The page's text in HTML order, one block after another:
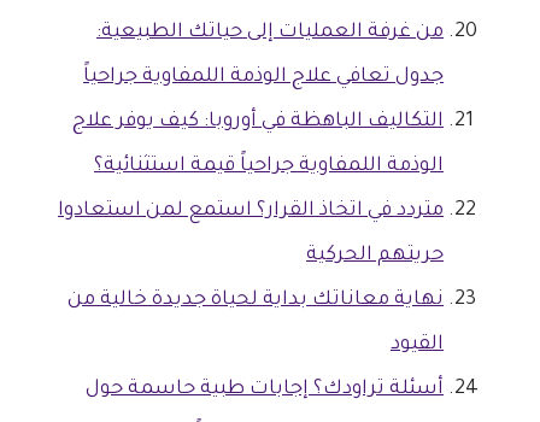
من غرفة العمليات إلى حياتك الطبيعية:
جدول تعافي علاج الوذمة اللمفاوية جراحياً
التكاليف الباهظة في أوروبا: كيف يوفر علاج
الوذمة اللمفاوية جراحياً قيمة استثنائية؟
متردد في اتخاذ القرار؟ استمع لمن استعادوا
حريتهم الحركية
نهاية معاناتك بداية لحياة جديدة خالية من
القيود
أسئلة تراودك؟ إجابات طبية حاسمة حول